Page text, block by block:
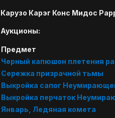
Карузо Карэг Конс Мидос
Аукционы:
Предмет
Черный капюшон плетения
Сережка призрачной тьмы
Выкройка сапог
Выкройка перчаток
Январь, Ледяная комета